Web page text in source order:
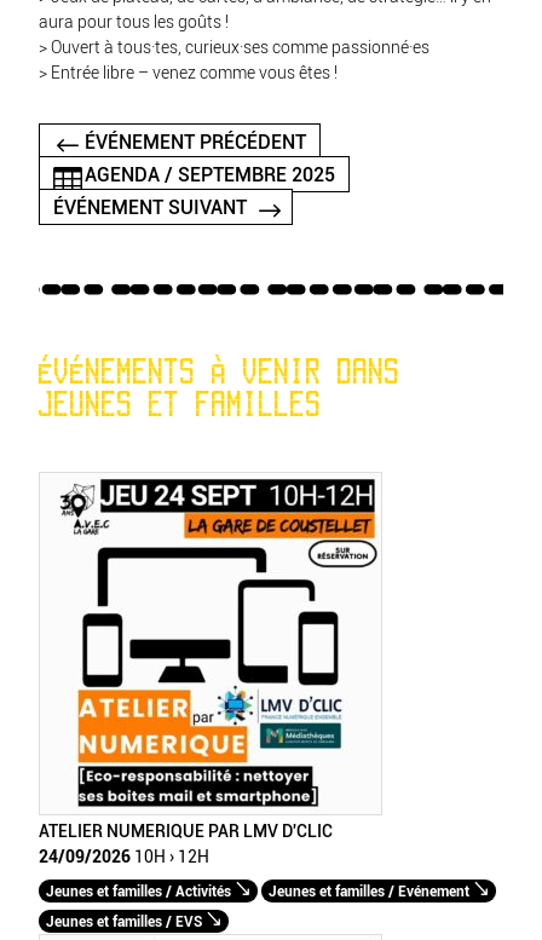
aura pour tous les goûts !
> Ouvert à tous·tes, curieux·ses comme passionné·es
> Entrée libre – venez comme vous êtes !
ÉVÉNEMENT PRÉCÉDENT
AGENDA / SEPTEMBRE 2025
ÉVÉNEMENT SUIVANT
ÉVÉNEMENTS À VENIR DANS
JEUNES ET FAMILLES
ATELIER NUMERIQUE PAR LMV D'CLIC
24/09/2026 10H › 12H
Jeunes et familles / Activités
Jeunes et familles / Evénement
Jeunes et familles / EVS